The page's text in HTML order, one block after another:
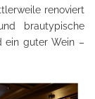
renoviert
brautypische
ein guter Wein –